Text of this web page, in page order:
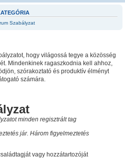
Szabályzat
hogy világossá tegye a közösség
Mindenkinek ragaszkodnia kell ahhoz,
szórakoztató és produktív élményt
számára.
minden regisztrált tag
jár. Három figyelmeztetés
vagy hozzátartozóját